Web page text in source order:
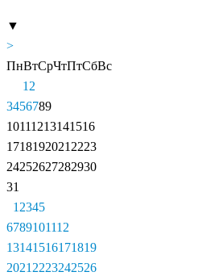
▼
>
ПнВтСрЧтПтСбВс
1 2
3456789
10111213141516
1718192021 2223
24252627282930
31
1 2345
6789101112
13141516171819
2021 2223242526